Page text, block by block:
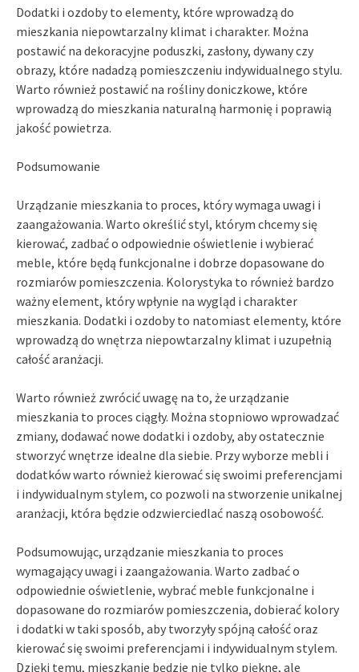
Dodatki i ozdoby to elementy, które wprowadzą do
mieszkania niepowtarzalny klimat i charakter. Można
postawić na dekoracyjne poduszki, zasłony, dywany czy
obrazy, które nadadzą pomieszczeniu indywidualnego stylu.
Warto również postawić na rośliny doniczkowe, które
wprowadzą do mieszkania naturalną harmonię i poprawią
jakość powietrza.
Podsumowanie
Urządzanie mieszkania to proces, który wymaga uwagi i
zaangażowania. Warto określić styl, którym chcemy się
kierować, zadbać o odpowiednie oświetlenie i wybierać
meble, które będą funkcjonalne i dobrze dopasowane do
rozmiarów pomieszczenia. Kolorystyka to również bardzo
ważny element, który wpłynie na wygląd i charakter
mieszkania. Dodatki i ozdoby to natomiast elementy, które
wprowadzą do wnętrza niepowtarzalny klimat i uzupełnią
całość aranżacji.
Warto również zwrócić uwagę na to, że urządzanie
mieszkania to proces ciągły. Można stopniowo wprowadzać
zmiany, dodawać nowe dodatki i ozdoby, aby ostatecznie
stworzyć wnętrze idealne dla siebie. Przy wyborze mebli i
dodatków warto również kierować się swoimi preferencjami
i indywidualnym stylem, co pozwoli na stworzenie unikalnej
aranżacji, która będzie odzwierciedlać naszą osobowość.
Podsumowując, urządzanie mieszkania to proces
wymagający uwagi i zaangażowania. Warto zadbać o
odpowiednie oświetlenie, wybrać meble funkcjonalne i
dopasowane do rozmiarów pomieszczenia, dobierać kolory
i dodatki w taki sposób, aby tworzyły spójną całość oraz
kierować się swoimi preferencjami i indywidualnym stylem.
Dzięki temu, mieszkanie będzie nie tylko piękne, ale